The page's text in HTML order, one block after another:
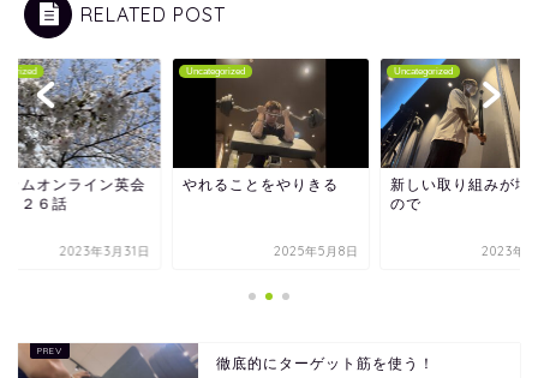
RELATED POST
カムオンライン英会
１２６話
2023年3月31日
Uncategorized
やれることをやりきる
2025年5月8日
Uncategorized
新しい取り組みが増
ので
2023年9
徹底的にターゲット筋を使う！